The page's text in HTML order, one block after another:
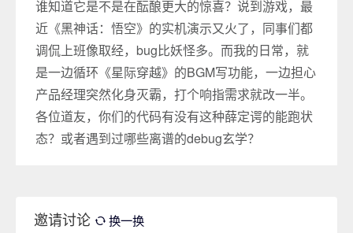
谁知道它是不是在酝酿更大的惊喜？说到游戏，最
近《黑神话：悟空》的实机演示又火了，同事们都
调侃上班像取经，bug比妖怪多。而我的日常，就
是一边循环《星际穿越》的BGM写功能，一边担心
产品经理突然化身灭霸，打个响指需求就改一半。
各位道友，你们的代码有没有这种薛定谔的能跑状
态？或者遇到过哪些离谱的debug玄学？
邀请讨论 换一换